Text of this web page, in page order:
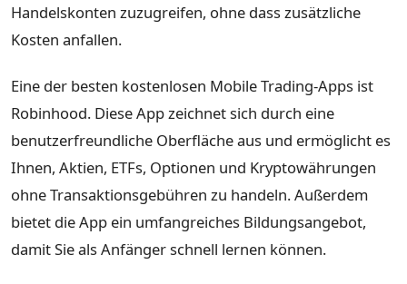
Handelskonten zuzugreifen, ohne dass zusätzliche
Kosten anfallen.
Eine der besten kostenlosen Mobile Trading-Apps ist
Robinhood. Diese App zeichnet sich durch eine
benutzerfreundliche Oberfläche aus und ermöglicht es
Ihnen, Aktien, ETFs, Optionen und Kryptowährungen
ohne Transaktionsgebühren zu handeln. Außerdem
bietet die App ein umfangreiches Bildungsangebot,
damit Sie als Anfänger schnell lernen können.